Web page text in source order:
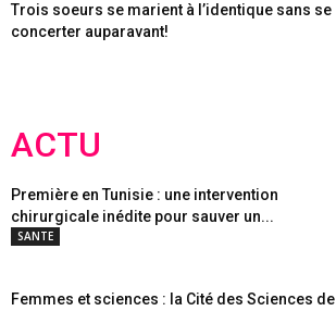
Trois soeurs se marient à l’identique sans se
concerter auparavant!
ACTU
Première en Tunisie : une intervention
chirurgicale inédite pour sauver un...
SANTE
Femmes et sciences : la Cité des Sciences de